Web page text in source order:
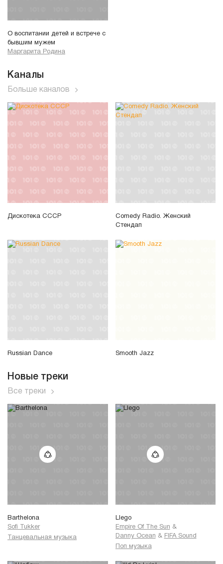
О воспитании детей и встрече с
бывшим мужем
Маргарита Родина
Каналы
Больше каналов
Дискотека СССР
Comedy Radio. Женский
Стендап
Russian Dance Smooth Jazz
Новые треки
Все треки
Barthelona
Sofi Tukker
Танцевальная музыка
Llego
Empire Of The Sun &
Danny Ocean & FIFA Sound
Поп музыка